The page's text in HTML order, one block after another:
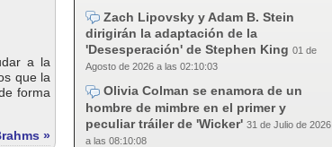
a la
que la
forma
»
Zach Lipovsky y Adam B. Stein
dirigirán la adaptación de la
'Desesperación' de Stephen King 01 de
Agosto de 2026 a las 02:10:03
Olivia Colman se enamora de un
hombre de mimbre en el primer y
peculiar tráiler de 'Wicker' 31 de Julio de 2026
a las 08:10:08